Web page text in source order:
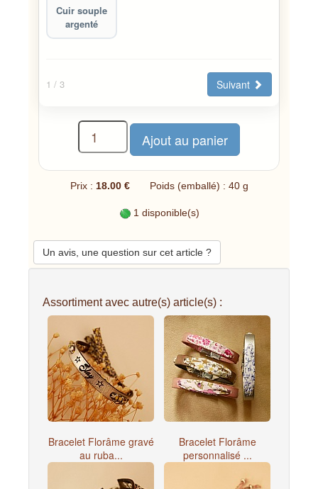
Cuir souple
argenté
1 / 3 Suivant
Prix : 18.00 € Poids (emballé) : 40 g
1 disponible(s)
Un avis, une question sur cet article ?
Assortiment avec autre(s) article(s) :
Bracelet Florâme gravé
au ruba...
Bracelet Florâme
personnalisé ...